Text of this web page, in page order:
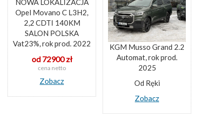
NOWA LOKALIZACJA
Opel Movano C L3H2,
2,2 CDTI 140KM
SALON POLSKA
Vat23%, rok prod. 2022
od 72900 zł
cena netto
Zobacz
KGM Musso Grand 2.2
Automat, rok prod.
2025
Od Ręki
Zobacz